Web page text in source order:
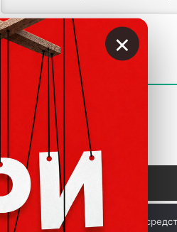
КОММЕНТАРИИ
гиперссылкой на сайт vklader.com
Мы используем куки и
×